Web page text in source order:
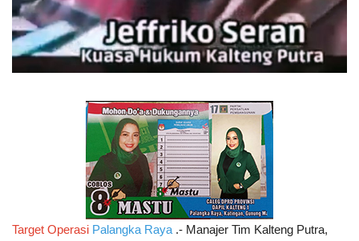
Target Operasi Palangka Raya .- Manajer Tim Kalteng Putra,